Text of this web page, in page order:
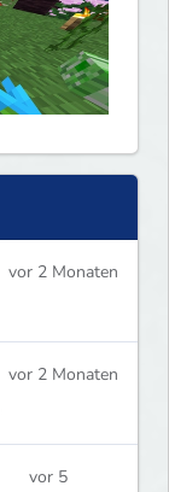
vor 2 Monaten
vor 2 Monaten
vor 5